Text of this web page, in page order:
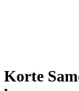
Korte